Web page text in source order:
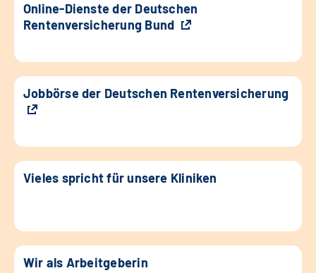
Online-Dienste der Deutschen
Rentenversicherung Bund
Jobbörse der Deutschen Rentenversicherung
Vieles spricht für unsere Kliniken
Wir als Arbeitgeberin